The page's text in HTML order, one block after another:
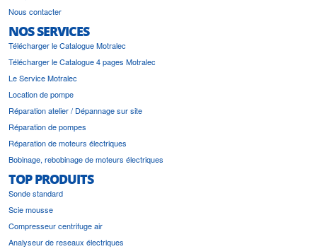
Nous contacter
NOS SERVICES
Télécharger le Catalogue Motralec
Télécharger le Catalogue 4 pages Motralec
Le Service Motralec
Location de pompe
Réparation atelier / Dépannage sur site
Réparation de pompes
Réparation de moteurs électriques
Bobinage, rebobinage de moteurs électriques
TOP PRODUITS
Sonde standard
Scie mousse
Compresseur centrifuge air
Analyseur de reseaux électriques